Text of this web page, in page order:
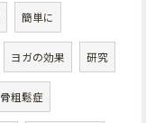
簡単に
ヨガの効果 研究
骨粗鬆症